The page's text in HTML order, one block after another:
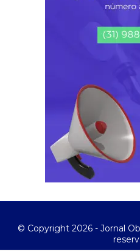
© Copyright 2026 - Jornal